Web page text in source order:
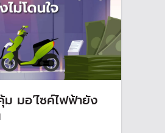
มอ’ไซค์ไฟฟ้ายัง